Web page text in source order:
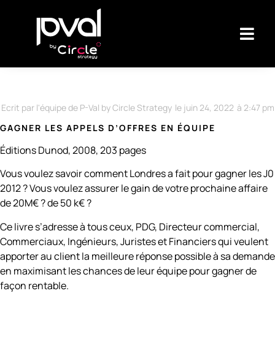
Ecrit par l'équipe de P-Val by Circle Strategy le juin 24, 2022 à 2:47 pm
GAGNER LES APPELS D’OFFRES EN ÉQUIPE
Éditions Dunod, 2008, 203 pages
Vous voulez savoir comment Londres a fait pour gagner les J0
2012 ? Vous voulez assurer le gain de votre prochaine affaire
de 20M€ ? de 50 k€ ?
Ce livre s’adresse à tous ceux, PDG, Directeur commercial,
Commerciaux, Ingénieurs, Juristes et Financiers qui veulent
apporter au client la meilleure réponse possible à sa demande
en maximisant les chances de leur équipe pour gagner de
façon rentable.